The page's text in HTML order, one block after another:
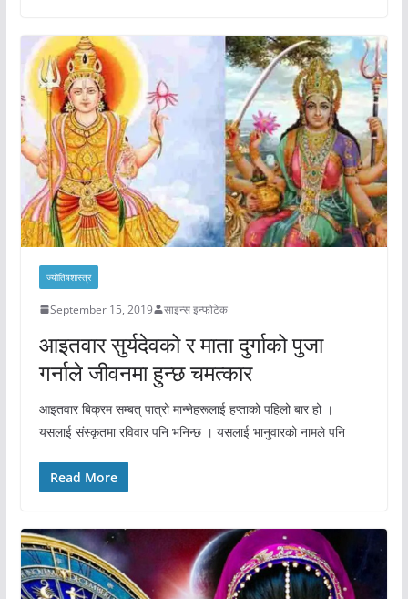
ज्योतिषशास्त्र
September 15, 2019 साइन्स इन्फोटेक
आइतवार सुर्यदेवको र माता दुर्गाको पुजा
गर्नाले जीवनमा हुन्छ चमत्कार
आइतवार बिक्रम सम्बत् पात्रो मान्नेहरूलाई हप्ताको पहिलो बार हो ।
यसलाई संस्कृतमा रविवार पनि भनिन्छ । यसलाई भानुवारको नामले पनि
Read More